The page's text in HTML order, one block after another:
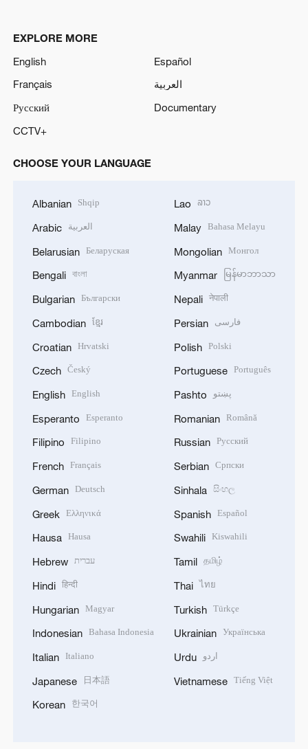
EXPLORE MORE
English
Español
Français
العربية
Русский
Documentary
CCTV+
CHOOSE YOUR LANGUAGE
Albanian Shqip
Arabic العربية
Belarusian Беларуская
Bengali বাংলা
Bulgarian Български
Cambodian ខ្មែរ
Croatian Hrvatski
Czech Český
English English
Esperanto Esperanto
Filipino Filipino
French Français
German Deutsch
Greek Ελληνικά
Hausa Hausa
Hebrew עברית
Hindi हिन्दी
Hungarian Magyar
Indonesian Bahasa Indonesia
Italian Italiano
Japanese 日本語
Korean 한국어
Lao ລາວ
Malay Bahasa Melayu
Mongolian Монгол
Myanmar မြန်မာဘာသာ
Nepali नेपाली
Persian فارسی
Polish Polski
Portuguese Português
Pashto پښتو
Romanian Română
Russian Русский
Serbian Српски
Sinhala සිංහල
Spanish Español
Swahili Kiswahili
Tamil தமிழ்
Thai ไทย
Turkish Türkçe
Ukrainian Українська
Urdu اردو
Vietnamese Tiếng Việt